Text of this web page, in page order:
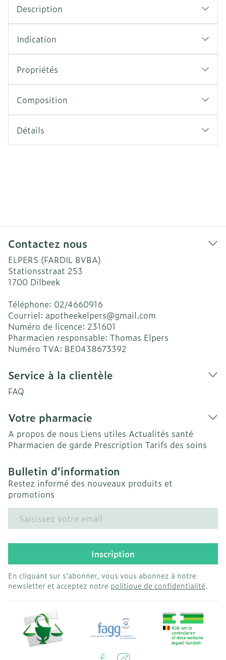
Description
Indication
Propriétés
Composition
Détails
Contactez nous
ELPERS (FARDIL BVBA)
Stationsstraat 253
1700 Dilbeek
Téléphone: 02/4660916
Courriel: apotheekelpers@gmail.com
Numéro de licence: 231601
Pharmacien responsable: Thomas Elpers
Numéro TVA: BE0438673392
Service à la clientèle
FAQ
Votre pharmacie
A propos de nous Liens utiles Actualités santé
Pharmacien de garde Prescription Tarifs des soins
Bulletin d’information
Restez informé des nouveaux produits et
promotions
Adresse mail
Inscription
En cliquant sur s'abonner, vous vous abonnez à notre
newsletter et acceptez notre politique de confidentialité.